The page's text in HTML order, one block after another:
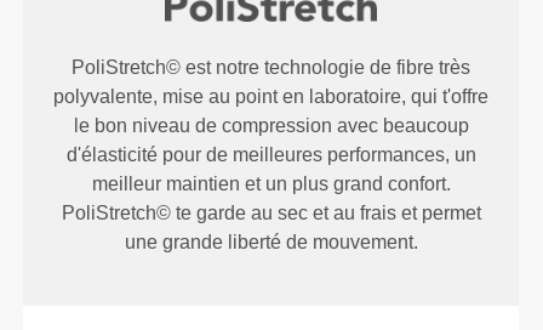
PoliStretch© est notre technologie de fibre très
polyvalente, mise au point en laboratoire, qui t'offre
le bon niveau de compression avec beaucoup
d'élasticité pour de meilleures performances, un
meilleur maintien et un plus grand confort.
PoliStretch© te garde au sec et au frais et permet
une grande liberté de mouvement.